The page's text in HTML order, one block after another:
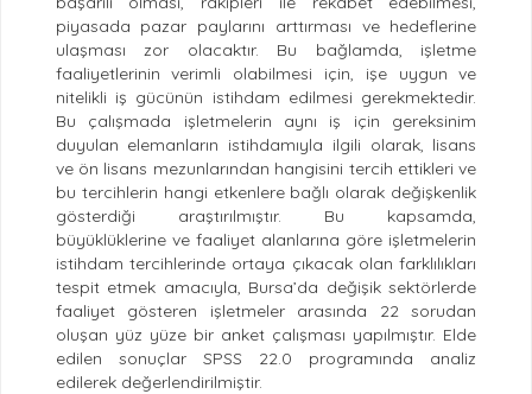
piyasada pazar paylarını arttırması ve hedeflerine
ulaşması zor olacaktır. Bu bağlamda, işletme
faaliyetlerinin verimli olabilmesi için, işe uygun ve
nitelikli iş gücünün istihdam edilmesi gerekmektedir.
Bu çalışmada işletmelerin aynı iş için gereksinim
duyulan elemanların istihdamıyla ilgili olarak, lisans
ve ön lisans mezunlarından hangisini tercih ettikleri ve
bu tercihlerin hangi etkenlere bağlı olarak değişkenlik
gösterdiği araştırılmıştır. Bu kapsamda,
büyüklüklerine ve faaliyet alanlarına göre işletmelerin
istihdam tercihlerinde ortaya çıkacak olan farklılıkları
tespit etmek amacıyla, Bursa’da değişik sektörlerde
faaliyet gösteren işletmeler arasında 22 sorudan
oluşan yüz yüze bir anket çalışması yapılmıştır. Elde
edilen sonuçlar SPSS 22.0 programında analiz
edilerek değerlendirilmiştir.